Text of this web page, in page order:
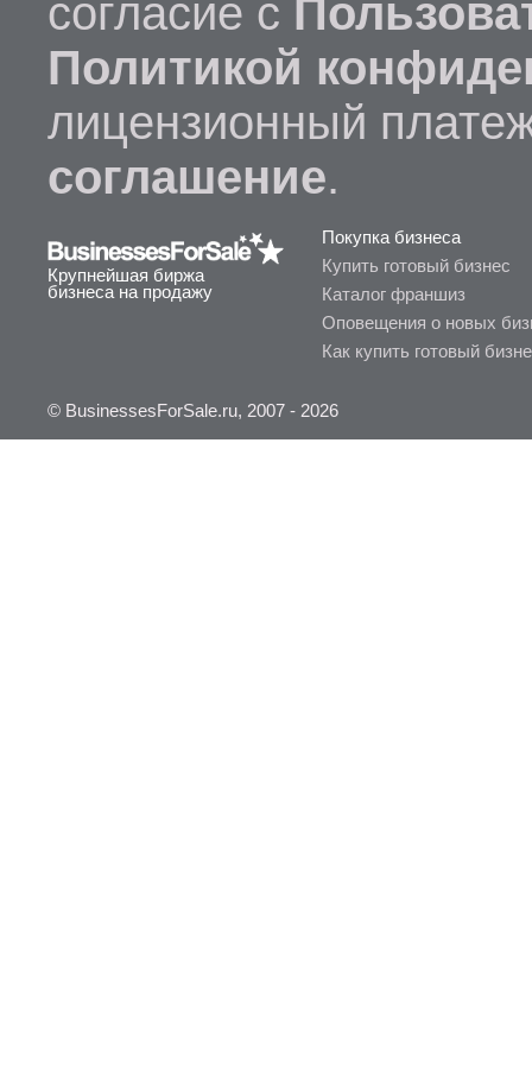
согласие с
Политикой
лицензионный
соглашение.
Крупнейшая биржа
бизнеса на продажу
Покупка бизнеса
Купить готовый бизнес
Каталог франшиз
Оповещения о новых
Как купить готовый
© BusinessesForSale.ru, 2007 - 2026